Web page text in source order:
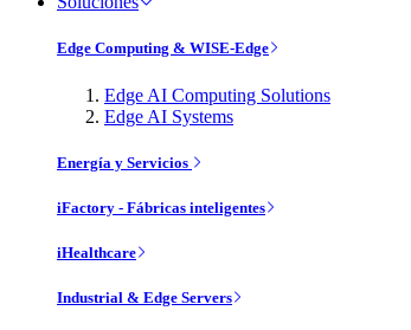
Edge Computing & WISE-Edge
Edge AI Computing Solutions
Edge AI Systems
Energía y Servicios
iFactory - Fábricas inteligentes
iHealthcare
Industrial & Edge Servers